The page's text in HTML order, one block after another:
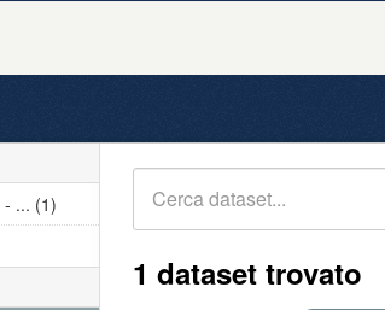
1 dataset trovato
... (1)